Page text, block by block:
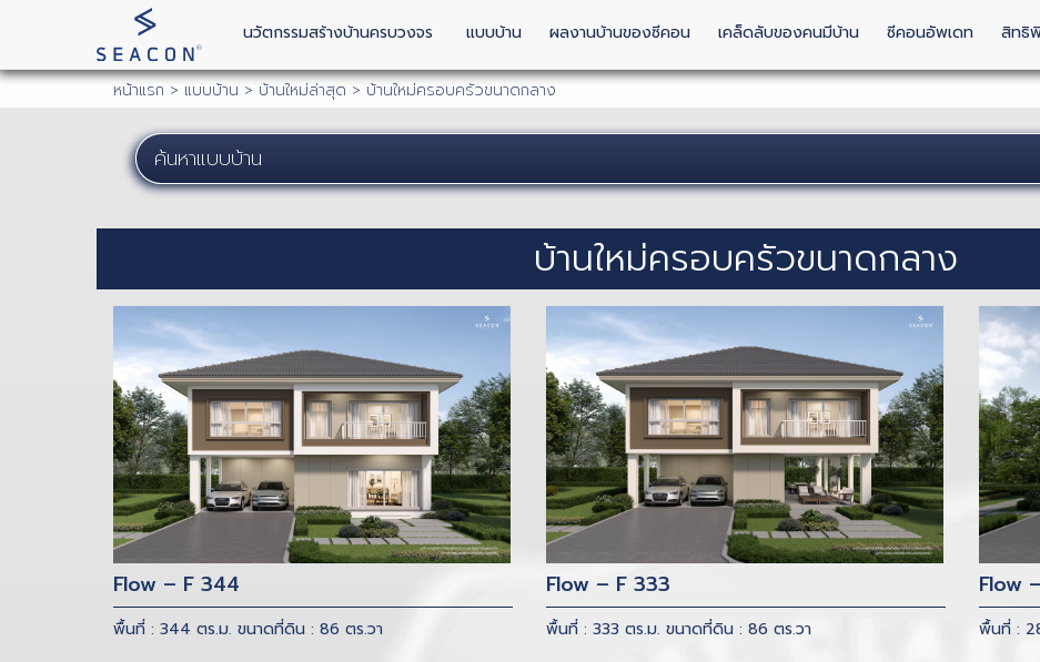
นวัตกรรมสร้างบ้านครบวงจร แบบบ้าน ผลงานบ้านของซีคอน เคล็ดลับของคนมีบ้าน ซีคอนอัพเดท สิทธิ
หน้าแรก > แบบบ้าน > บ้านใหม่ล่าสุด > บ้านใหม่ครอบครัวขนาดกลาง
บ้านใหม่ครอบครัวขนาดกลาง
Flow – F 344
พื้นที่ : 344 ตร.ม. ขนาดที่ดิน : 86 ตร.วา
Flow – F 333
พื้นที่ : 333 ตร.ม. ขนาดที่ดิน : 86 ตร.วา
Flow
พื้นที่ :